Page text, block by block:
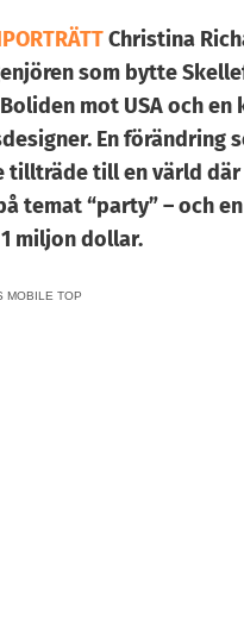
Christina
som bytte
mot USA och en
En förändring
tillträde till en värld
temat “party” – och
miljon dollar.
MOBILE TOP